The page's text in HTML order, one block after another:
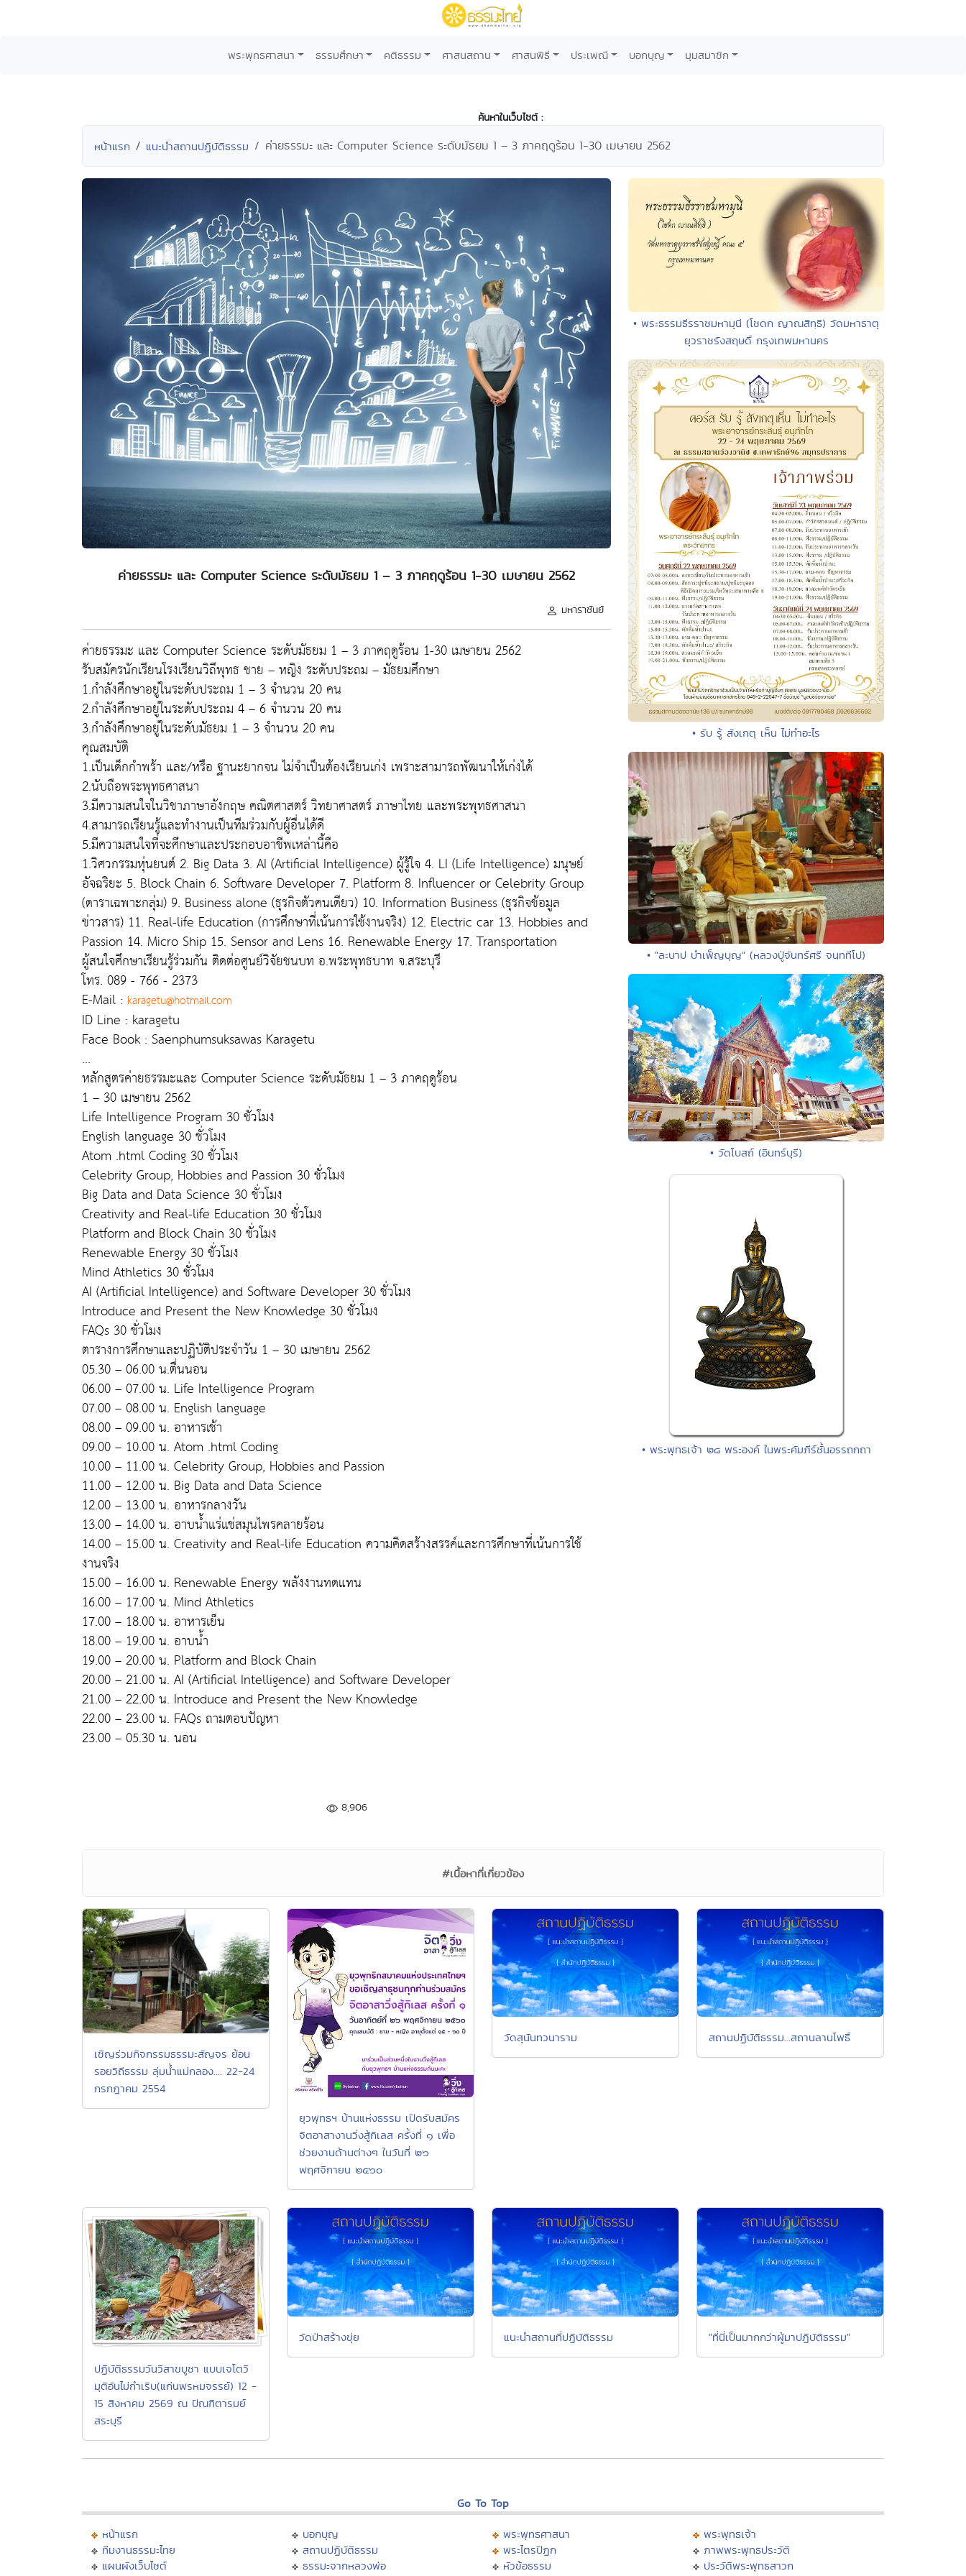
พระพุทธศาสนา ธรรมศึกษา คติธรรม ศาสนสถาน ศาสนพิธี ประเพณี บอกบุญ มุมสมาชิก
ค้นหาในเว็บไซต์ :
หน้าแรก แนะนำสถานปฏิบัติธรรม ค่ายธรรมะ และ Computer Science ระดับมัธยม 1 – 3 ภาคฤดูร้อน 1-30 เมษายน 2562
ค่ายธรรมะ และ Computer Science ระดับมัธยม 1 – 3 ภาคฤดูร้อน 1-30 เมษายน 2562
มหาราชันย์
ค่ายธรรมะ และ Computer Science ระดับมัธยม 1 – 3 ภาคฤดูร้อน 1-30 เมษายน 2562
รับสมัครนักเรียนโรงเรียนวิถีพุทธ ชาย – หญิง ระดับประถม – มัธยมศึกษา
1.กำลังศึกษาอยู่ในระดับประถม 1 – 3 จำนวน 20 คน
2.กำลังศึกษาอยู่ในระดับประถม 4 – 6 จำนวน 20 คน
3.กำลังศึกษาอยู่ในระดับมัธยม 1 – 3 จำนวน 20 คน
คุณสมบัติ
1.เป็นเด็กกำพร้า และ/หรือ ฐานะยากจน ไม่จำเป็นต้องเรียนเก่ง เพราะสามารถพัฒนาให้เก่งได้
2.นับถือพระพุทธศาสนา
3.มีความสนใจในวิชาภาษาอังกฤษ คณิตศาสตร์ วิทยาศาสตร์ ภาษาไทย และพระพุทธศาสนา
4.สามารถเรียนรู้และทำงานเป็นทีมร่วมกับผู้อื่นได้ดี
5.มีความสนใจที่จะศึกษาและประกอบอาชีพเหล่านี้คือ
1.วิศวกรรมหุ่นยนต์ 2. Big Data 3. AI (Artificial Intelligence) ผู้รู้ใจ 4. LI (Life Intelligence) มนุษย์
อัจฉริยะ 5. Block Chain 6. Software Developer 7. Platform 8. Influencer or Celebrity Group
(ดาราเฉพาะกลุ่ม) 9. Business alone (ธุรกิจตัวคนเดียว) 10. Information Business (ธุรกิจข้อมูล
ข่าวสาร) 11. Real-life Education (การศึกษาที่เน้นการใช้งานจริง) 12. Electric car 13. Hobbies and
Passion 14. Micro Ship 15. Sensor and Lens 16. Renewable Energy 17. Transportation
ผู้สนใจศึกษาเรียนรู้ร่วมกัน ติดต่อศูนย์วิจัยชนบท อ.พระพุทธบาท จ.สระบุรี
โทร. 089 - 766 - 2373
E-Mail : karagetu@hotmail.com
ID Line : karagetu
Face Book : Saenphumsuksawas Karagetu
...
หลักสูตรค่ายธรรมะและ Computer Science ระดับมัธยม 1 – 3 ภาคฤดูร้อน
1 – 30 เมษายน 2562
Life Intelligence Program 30 ชั่วโมง
English language 30 ชั่วโมง
Atom .html Coding 30 ชั่วโมง
Celebrity Group, Hobbies and Passion 30 ชั่วโมง
Big Data and Data Science 30 ชั่วโมง
Creativity and Real-life Education 30 ชั่วโมง
Platform and Block Chain 30 ชั่วโมง
Renewable Energy 30 ชั่วโมง
Mind Athletics 30 ชั่วโมง
AI (Artificial Intelligence) and Software Developer 30 ชั่วโมง
Introduce and Present the New Knowledge 30 ชั่วโมง
FAQs 30 ชั่วโมง
ตารางการศึกษาและปฏิบัติประจำวัน 1 – 30 เมษายน 2562
05.30 – 06.00 น.ตื่นนอน
06.00 – 07.00 น. Life Intelligence Program
07.00 – 08.00 น. English language
08.00 – 09.00 น. อาหารเช้า
09.00 – 10.00 น. Atom .html Coding
10.00 – 11.00 น. Celebrity Group, Hobbies and Passion
11.00 – 12.00 น. Big Data and Data Science
12.00 – 13.00 น. อาหารกลางวัน
13.00 – 14.00 น. อาบน้ำแร่แช่สมุนไพรคลายร้อน
14.00 – 15.00 น. Creativity and Real-life Education ความคิดสร้างสรรค์และการศึกษาที่เน้นการใช้
งานจริง
15.00 – 16.00 น. Renewable Energy พลังงานทดแทน
16.00 – 17.00 น. Mind Athletics
17.00 – 18.00 น. อาหารเย็น
18.00 – 19.00 น. อาบน้ำ
19.00 – 20.00 น. Platform and Block Chain
20.00 – 21.00 น. AI (Artificial Intelligence) and Software Developer
21.00 – 22.00 น. Introduce and Present the New Knowledge
22.00 – 23.00 น. FAQs ถามตอบปัญหา
23.00 – 05.30 น. นอน
8,906
• พระธรรมธีรราชมหามุนี (โชดก ญาณสิทฺธิ) วัดมหาธาตุ
ยุวราชรังสฤษดิ์ กรุงเทพมหานคร
• รับ รู้ สังเกตุ เห็น ไม่ทำอะไร
• "ละบาป บำเพ็ญบุญ" (หลวงปู่จันทร์ศรี จนฺททีโป)
• วัดโบสถ์ (อินทร์บุรี)
• พระพุทธเจ้า ๒๘ พระองค์ ในพระคัมภีร์ชั้นอรรถกถา
#เนื้อหาที่เกี่ยวข้อง
เชิญร่วมกิจกรรมธรรมะสัญจร ย้อน
รอยวิถีธรรม ลุ่มน้ำแม่กลอง.... 22-24
กรกฎาคม 2554
ยุวพุทธฯ บ้านแห่งธรรม เปิดรับสมัคร
จิตอาสางานวิ่งสู้กิเลส ครั้งที่ ๑ เพื่อ
ช่วยงานด้านต่างๆ ในวันที่ ๒๖
พฤศจิกายน ๒๕๖๐
วัดสุนันทวนาราม สถานปฏิบัติธรรม...สถานลานโพธิ์
ปฏิบัติธรรมวันวิสาขบูชา แบบเจโตวิ
มุติอันไม่กำเริบ(แก่นพรหมจรรย์) 12 -
15 สิงหาคม 2569 ณ ปัณฑิตารมย์
สระบุรี
วัดป่าสร้างขุ่ย แนะนำสถานที่ปฏิบัติธรรม "ที่นี่เป็นมากกว่าผู้มาปฏิบัติธรรม"
Go To Top
หน้าแรก
ทีมงานธรรมะไทย
แผนผังเว็บไซต์
บอกบุญ
สถานปฏิบัติธรรม
ธรรมะจากหลวงพ่อ
พระพุทธศาสนา
พระไตรปิฏก
หัวข้อธรรม
พระพุทธเจ้า
ภาพพระพุทธประวัติ
ประวัติพระพุทธสาวก